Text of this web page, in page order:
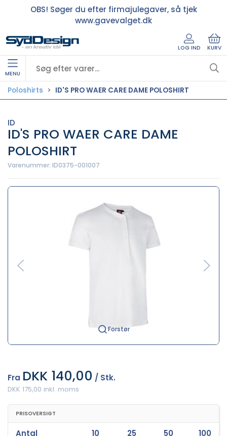
OBS! Søger du efter firmajulegaver, så tjek
www.gavevalget.dk
LOG IND KURV
MENU
Poloshirts ID'S PRO WAER CARE DAME POLOSHIRT
ID
ID'S PRO WAER CARE DAME
POLOSHIRT
Varenummer: ID0375-001007
Forstør
Fra DKK 140,00 / Stk.
DKK 175,00 inkl. moms
PRISOVERSIGT
Antal 10 25 50 100